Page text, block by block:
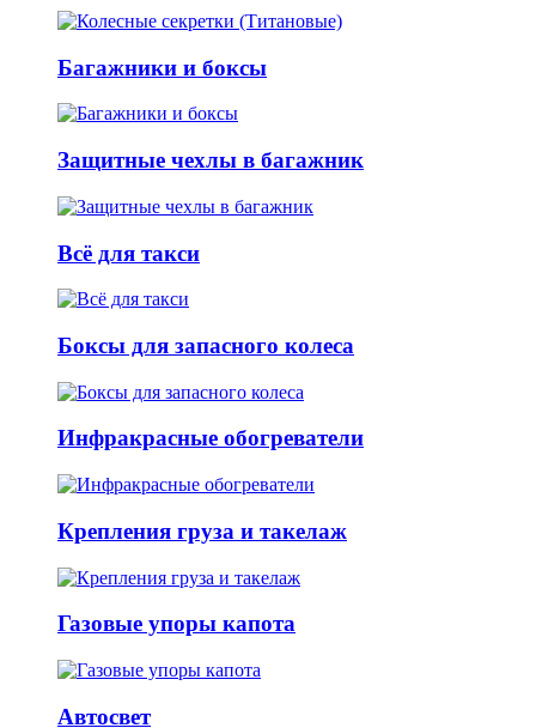
Багажники и боксы
Защитные чехлы в багажник
Всё для такси
Боксы для запасного колеса
Инфракрасные обогреватели
Крепления груза и такелаж
Газовые упоры капота
Автосвет